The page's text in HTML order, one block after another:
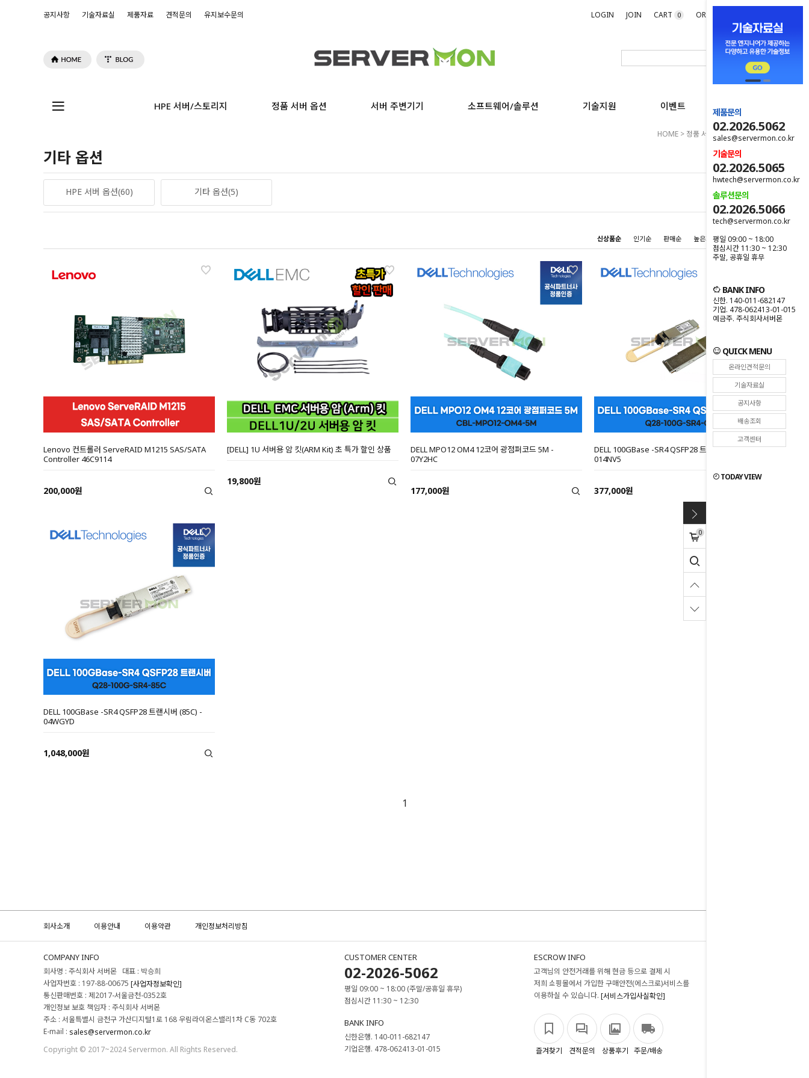
공지사항 기술자료실 제품자료 견적문의 유지보수문의 LOGIN JOIN CART 0 ORDER
HPE 서버/스토리지 정품 서버 옵션 서버 주변기기 소프트웨어/솔루션 기술지원 이벤트
제품문의
02.2026.5062
sales@servermon.co.kr
기술문의
02.2026.5065
hwtech@servermon.co.kr
솔루션문의
02.2026.5066
tech@servermon.co.kr
평일 09:00 ~ 18:00
점심시간 11:30 ~ 12:30
주말, 공휴일 휴무
BANK INFO
신한. 140-011-682147
기업. 478-062413-01-015
예금주. 주식회사서버몬
QUICK MENU
온라인견적문의
기술자료실
공지사항
배송조회
고객센터
TODAY VIEW
0
HOME > 정품 서버 옵션>기타 옵션
기타 옵션
HPE 서버 옵션(60) 기타 옵션(5)
신상품순 인기순 판매순 높은가격순 낮은가격순
Lenovo 컨트롤러 ServeRAID M1215 SAS/SATA
Controller 46C9114
200,000원
[DELL] 1U 서버용 암 킷(ARM Kit) 초 특가 할인 상품
19,800원
DELL MPO12 OM4 12코어 광점퍼코드 5M -
07Y2HC
177,000원
DELL 100GBase -SR4 QSFP28 트랜시버 (G2) -
014NV5
377,000원
DELL 100GBase -SR4 QSFP28 트랜시버 (85C) -
04WGYD
1,048,000원
1
회사소개 이용안내 이용약관 개인정보처리방침
COMPANY INFO
회사명 : 주식회사 서버몬 대표 : 박승희
사업자번호 : 197-88-00675 [사업자정보확인]
통신판매번호 : 제2017-서울금천-0352호
개인정보 보호 책임자 : 주식회사 서버몬
주소 : 서울특별시 금천구 가산디지털1로 168 우림라이온스밸리1차 C동 702호
E-mail : sales@servermon.co.kr
Copyright © 2017~2024 Servermon. All Rights Reserved.
CUSTOMER CENTER
02-2026-5062
평일 09:00 ~ 18:00 (주말/공휴일 휴무)
점심시간 11:30 ~ 12:30
BANK INFO
신한은행. 140-011-682147
기업은행. 478-062413-01-015
ESCROW INFO
고객님의 안전거래를 위해 현금 등으로 결제 시
저희 쇼핑몰에서 가입한 구매안전(에스크로)서비스를
이용하실 수 있습니다. [서비스가입사실확인]
즐겨찾기 견적문의 상품후기 주문/배송